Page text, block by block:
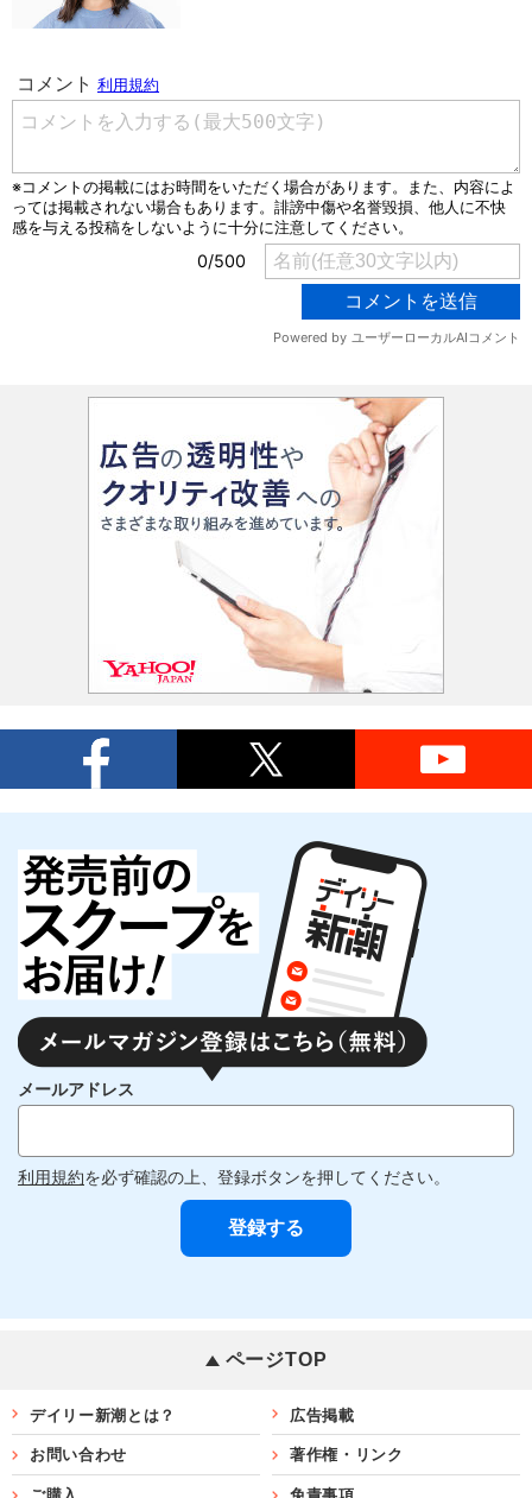
メールアドレス
利用規約を必ず確認の上、登録ボタンを押してください。
ページTOP
デイリー新潮とは？ 広告掲載
お問い合わせ 著作権・リンク